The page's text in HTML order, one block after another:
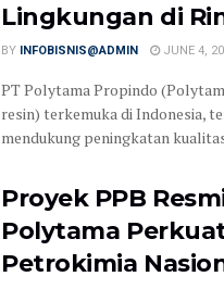
Lingkungan di
BY INFOBISNIS@ADMIN JUNE 4,
PT Polytama Propindo
resin) terkemuka di Indonesia,
mendukung peningkatan
Proyek PPB
Polytama
Petrokimia